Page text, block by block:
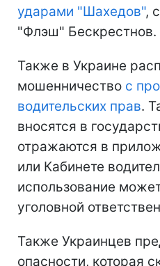
ударами "Шахедов",
"Флэш" Бескрестнов.
Также в Украине
мошенничество с
водительских прав.
вносятся в
отражаются в
или Кабинете
использование
уголовной
Также Украинцев
опасности, которая